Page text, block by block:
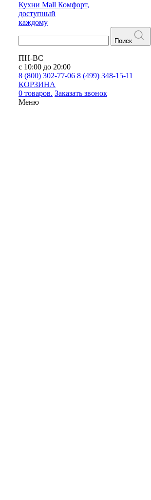
Кухни Mall Комфорт,
доступный
каждому
Поиск
ПН-ВС
с 10:00 до 20:00
8 (800) 302-77-06 8 (499) 348-15-11
КОРЗИНА
0 товаров. Заказать звонок
Меню